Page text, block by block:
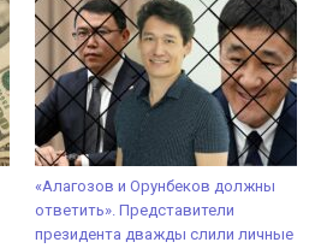
«Алагозов и Орунбеков должны
ответить». Представители
президента дважды слили личные